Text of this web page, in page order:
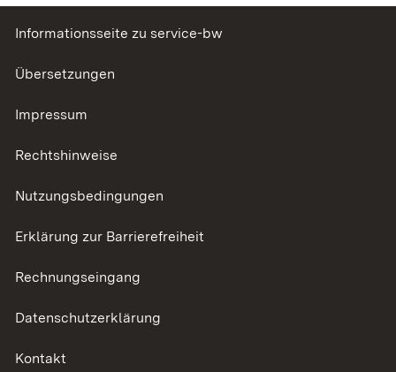
Informationsseite zu service-bw
Übersetzungen
Impressum
Rechtshinweise
Nutzungsbedingungen
Erklärung zur Barrierefreiheit
Rechnungseingang
Datenschutzerklärung
Kontakt